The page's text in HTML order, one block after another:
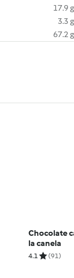
17.9 g
3.3 g
67.2 g
Chocolate
la canela
4.1 (91)